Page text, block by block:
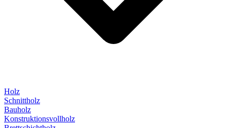
Holz
Schnittholz
Bauholz
Konstruktionsvollholz